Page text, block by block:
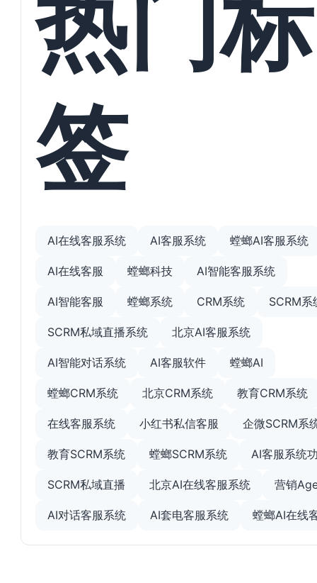
签
AI在线客服系统 AI客服系统 螳螂AI客服系统
AI在线客服 螳螂科技 AI智能客服系统
AI智能客服 螳螂系统 CRM系统 SCRM系
SCRM私域直播系统 北京AI客服系统
AI智能对话系统 AI客服软件 螳螂AI
螳螂CRM系统 北京CRM系统 教育CRM系统
在线客服系统 小红书私信客服 企微SCRM系
教育SCRM系统 螳螂SCRM系统 AI客服系统
SCRM私域直播 北京AI在线客服系统 营销
AI对话客服系统 AI套电客服系统 螳螂AI在线